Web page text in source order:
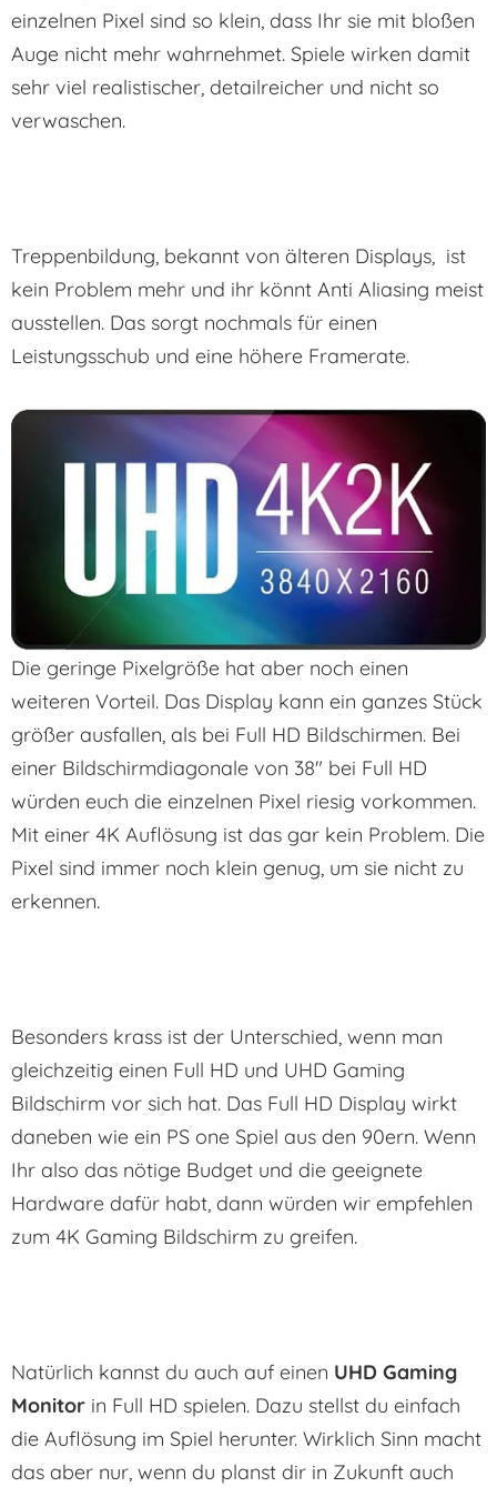
einzelnen Pixel sind so klein, dass Ihr sie mit bloßen
Auge nicht mehr wahrnehmet. Spiele wirken damit
sehr viel realistischer, detailreicher und nicht so
verwaschen.
Treppenbildung, bekannt von älteren Displays, ist
kein Problem mehr und ihr könnt Anti Aliasing meist
ausstellen. Das sorgt nochmals für einen
Leistungsschub und eine höhere Framerate.
Die geringe Pixelgröße hat aber noch einen
weiteren Vorteil. Das Display kann ein ganzes Stück
größer ausfallen, als bei Full HD Bildschirmen. Bei
einer Bildschirmdiagonale von 38″ bei Full HD
würden euch die einzelnen Pixel riesig vorkommen.
Mit einer 4K Auflösung ist das gar kein Problem. Die
Pixel sind immer noch klein genug, um sie nicht zu
erkennen.
Besonders krass ist der Unterschied, wenn man
gleichzeitig einen Full HD und UHD Gaming
Bildschirm vor sich hat. Das Full HD Display wirkt
daneben wie ein PS one Spiel aus den 90ern. Wenn
Ihr also das nötige Budget und die geeignete
Hardware dafür habt, dann würden wir empfehlen
zum 4K Gaming Bildschirm zu greifen.
Natürlich kannst du auch auf einen UHD Gaming
Monitor in Full HD spielen. Dazu stellst du einfach
die Auflösung im Spiel herunter. Wirklich Sinn macht
das aber nur, wenn du planst dir in Zukunft auch